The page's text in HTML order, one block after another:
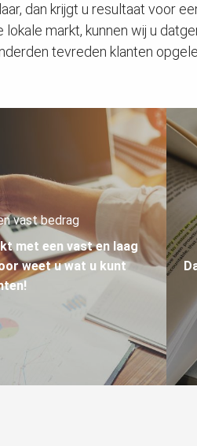
dan krijgt u resultaat voor
markt, kunnen wij u
tevreden klanten
vast bedrag
met een vast en laag
weet u wat u kunt